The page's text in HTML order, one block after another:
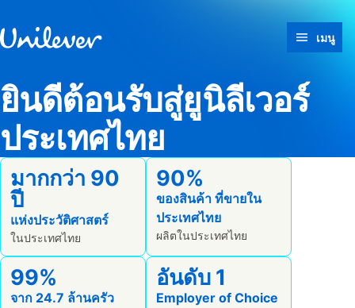
เมนู
ยินดีต้อนรับสู่ยูนิลีเวอร์
ประเทศไทย
มากกว่า 90
ปี
แห่งประวัติศาสตร์
ในประเทศไทย
90%
ของสินค้า ที่ขายใน
ประเทศไทย
ผลิตในประเทศไทย
99%
จาก 24.7 ล้านครัว
อันดับ 1
Employer of Choice